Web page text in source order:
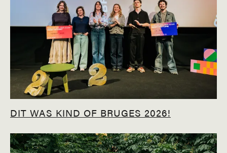
DIT WAS KIND OF BRUGES 2026!